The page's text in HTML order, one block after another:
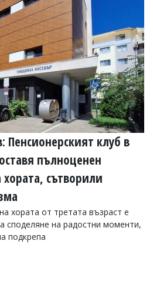
клуб в
пълноценен
сътворили
хората от третата възраст е
споделяне на радостни моменти,
подкрепа